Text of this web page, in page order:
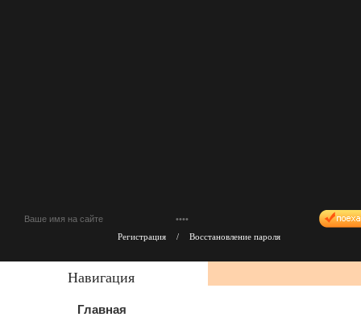
Регистрация / Восстановление пароля
Навигация
Главная